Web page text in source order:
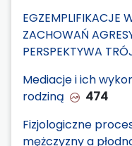
EGZEMPLIFIKACJE
ZACHOWAŃ
PERSPEKTYWA
Mediacje i ich
rodziną
474
Fizjologiczne
mężczyzny a